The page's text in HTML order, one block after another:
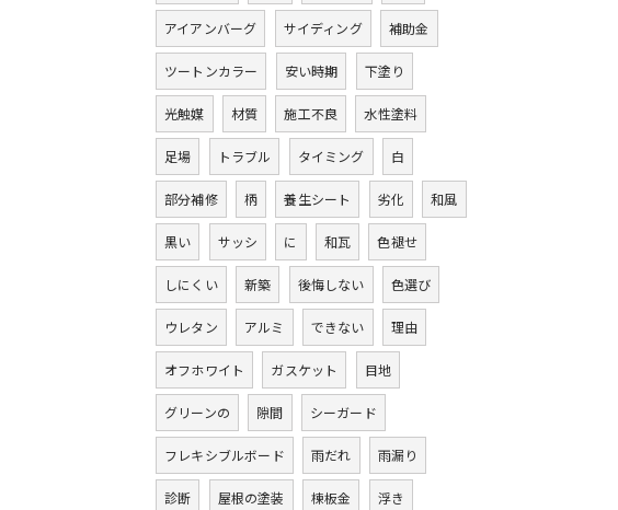
アイアンバーグ サイディング 補助金
ツートンカラー 安い時期 下塗り
光触媒 材質 施工不良 水性塗料
足場 トラブル タイミング 白
部分補修 柄 養生シート 劣化 和風
黒い サッシ に 和瓦 色褪せ
しにくい 新築 後悔しない 色選び
ウレタン アルミ できない 理由
オフホワイト ガスケット 目地
グリーンの 隙間 シーガード
フレキシブルボード 雨だれ 雨漏り
診断 屋根の塗装 棟板金 浮き